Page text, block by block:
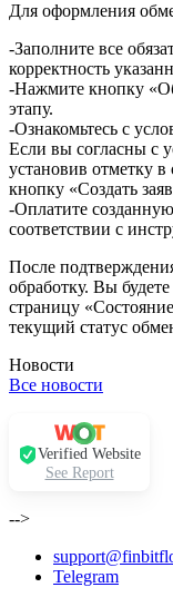
Для оформления
-Заполните все
корректность
-Нажмите кнопку
этапу.
-Ознакомьтесь с
Если вы согласны с
установив отметку
кнопку «Создать
-Оплатите
соответствии с
После
обработку. Вы
страницу
текущий статус
Новости
Все новости
Verified Website
See Report
-->
Telegram